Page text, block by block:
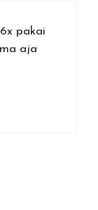
pakai
aja